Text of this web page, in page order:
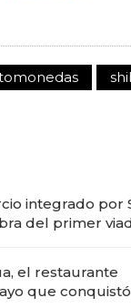
integrado por
del primer
el restaurante
que conquistó